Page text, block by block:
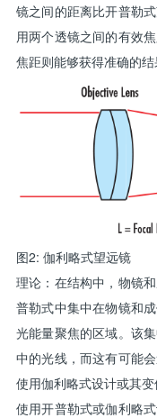
镜之间的距离比开普勒
用两个透镜之间的有效
焦距则能够获得准确的结
图2: 伽利略式望远镜
理论：在结构中，物镜
普勒式中集中在物镜和
光能量聚焦的区域。该
中的光线，而这有可能
使用伽利略式设计或其变
使用开普勒式或伽利略